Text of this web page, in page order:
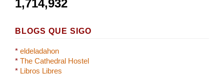
1,714,932
BLOGS QUE SIGO
* eldeladahon
* The Cathedral Hostel
* Libros Libres